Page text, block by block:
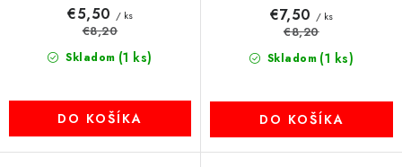
Skladom (1 ks)
€5,50 / ks
€8,20
DO KOŠÍKA
Skladom (1 ks)
€7,50 / ks
€8,20
DO KOŠÍKA